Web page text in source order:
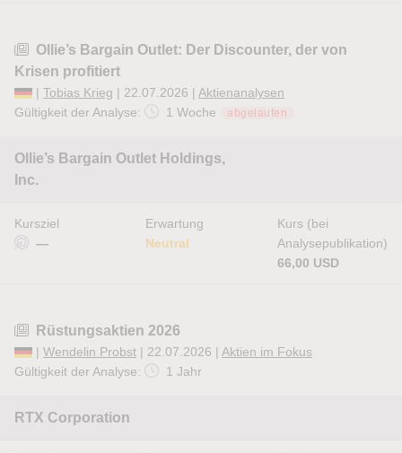
Ollie’s Bargain Outlet: Der Discounter, der von
Krisen profitiert
| Tobias Krieg | 22.07.2026 | Aktienanalysen
Gültigkeit der Analyse:
1 Woche abgelaufen
Ollie’s Bargain Outlet Holdings,
Inc.
Kursziel
—
Erwartung
Neutral
Kurs (bei
Analysepublikation)
66,00 USD
Rüstungsaktien 2026
| Wendelin Probst | 22.07.2026 | Aktien im Fokus
Gültigkeit der Analyse:
1 Jahr
RTX Corporation